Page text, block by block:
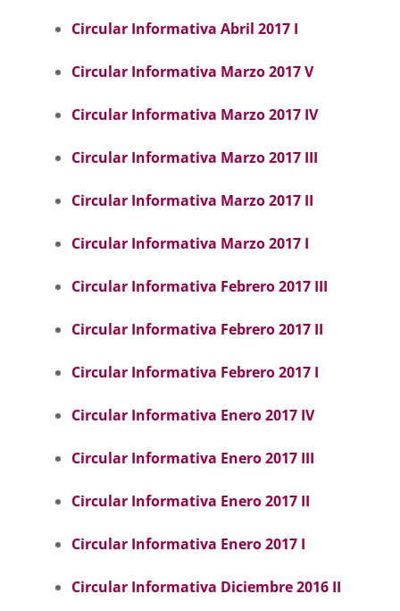
Circular Informativa Abril 2017 I
Circular Informativa Marzo 2017 V
Circular Informativa Marzo 2017 IV
Circular Informativa Marzo 2017 III
Circular Informativa Marzo 2017 II
Circular Informativa Marzo 2017 I
Circular Informativa Febrero 2017 III
Circular Informativa Febrero 2017 II
Circular Informativa Febrero 2017 I
Circular Informativa Enero 2017 IV
Circular Informativa Enero 2017 III
Circular Informativa Enero 2017 II
Circular Informativa Enero 2017 I
Circular Informativa Diciembre 2016 II